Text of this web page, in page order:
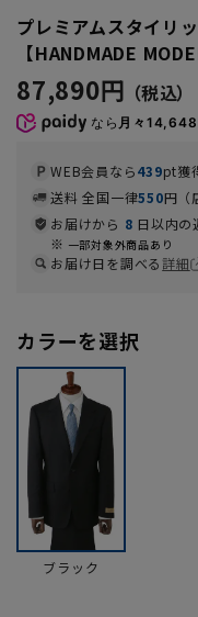
プレミアムスタイリ
【HANDMADE
87,890円
なら 月々
WEB会員なら439pt獲
送料 全国一律550円（
お届けから 8 日以内の
一部対象外商品あり
お届け日を調べる詳細
カラーを選択
ブラック